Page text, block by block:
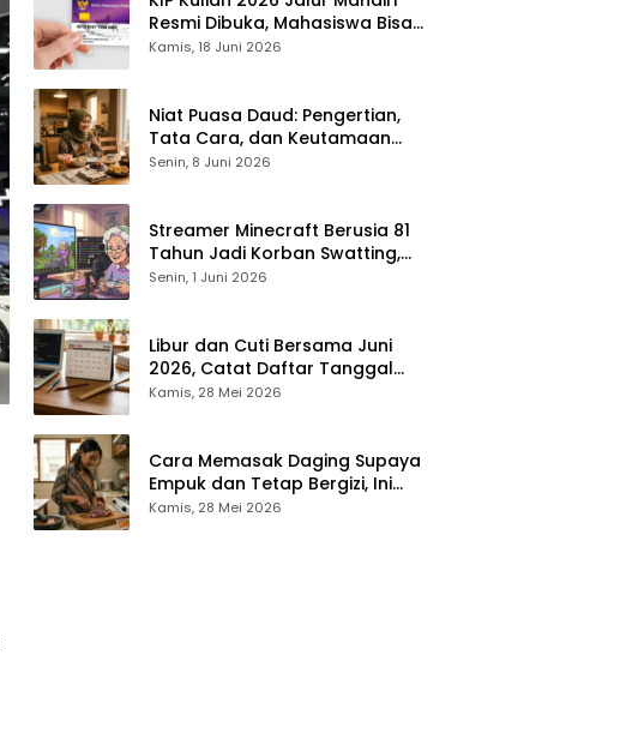
Resmi Dibuka, Mahasiswa Bisa
Dapat Bantuan hingga Rp1,4
Kamis, 18 Juni 2026
Niat Puasa Daud: Pengertian,
Tata Cara, dan Keutamaan
yang Perlu Diketahui Umat
Senin, 8 Juni 2026
Streamer Minecraft Berusia 81
Tahun Jadi Korban Swatting,
Polisi Kepung Rumah Saat
Senin, 1 Juni 2026
Libur dan Cuti Bersama Juni
2026, Catat Daftar Tanggal
Merah dan Long Weekendnya
Kamis, 28 Mei 2026
Cara Memasak Daging Supaya
Empuk dan Tetap Bergizi, Ini
Tipsnya
Kamis, 28 Mei 2026